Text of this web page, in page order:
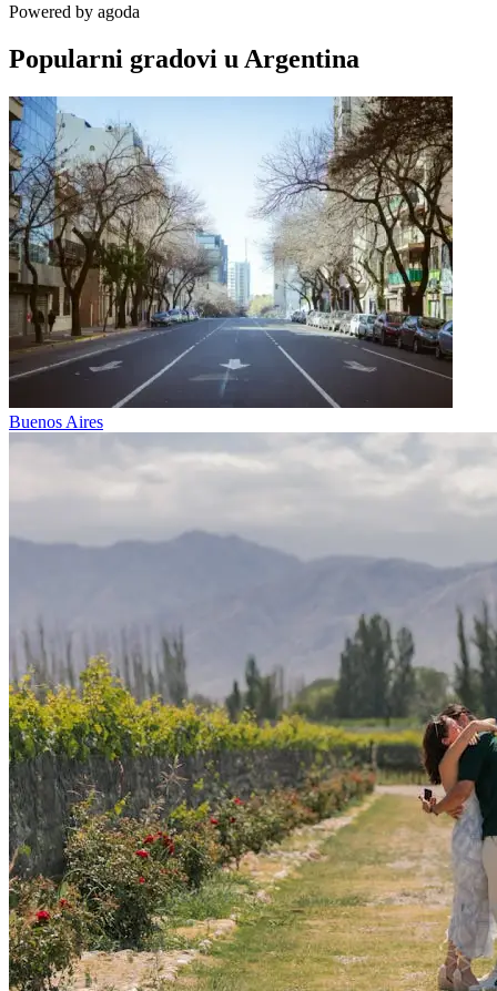
Powered by agoda
Popularni gradovi u Argentina
Buenos Aires